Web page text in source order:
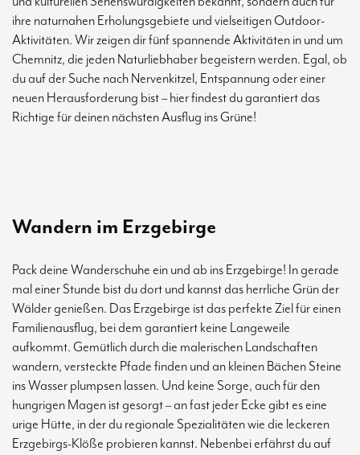
ihre naturnahen Erholungsgebiete und vielseitigen Outdoor-
Aktivitäten. Wir zeigen dir fünf spannende Aktivitäten in und um
Chemnitz, die jeden Naturliebhaber begeistern werden. Egal, ob
du auf der Suche nach Nervenkitzel, Entspannung oder einer
neuen Herausforderung bist – hier findest du garantiert das
Richtige für deinen nächsten Ausflug ins Grüne!
Wandern im Erzgebirge
Pack deine Wanderschuhe ein und ab ins Erzgebirge! In gerade
mal einer Stunde bist du dort und kannst das herrliche Grün der
Wälder genießen. Das Erzgebirge ist das perfekte Ziel für einen
Familienausflug, bei dem garantiert keine Langeweile
aufkommt. Gemütlich durch die malerischen Landschaften
wandern, versteckte Pfade finden und an kleinen Bächen Steine
ins Wasser plumpsen lassen. Und keine Sorge, auch für den
hungrigen Magen ist gesorgt – an fast jeder Ecke gibt es eine
urige Hütte, in der du regionale Spezialitäten wie die leckeren
Erzgebirgs-Klöße probieren kannst. Nebenbei erfährst du auf